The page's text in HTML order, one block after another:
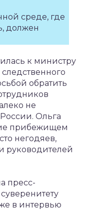
среде, где
должен
к министру
обратить
не
Ольга
прибежищем
негодяев,
руководителей
пресс-
в интервью